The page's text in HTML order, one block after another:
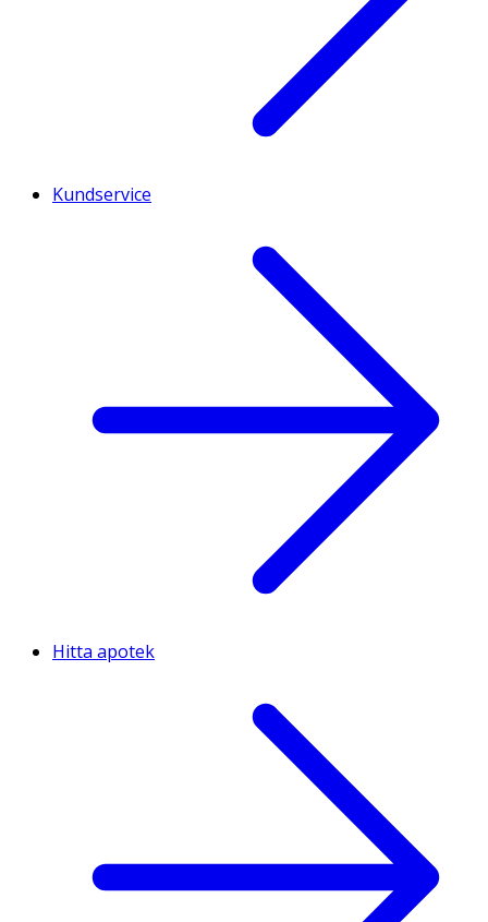
Kundservice
Hitta apotek